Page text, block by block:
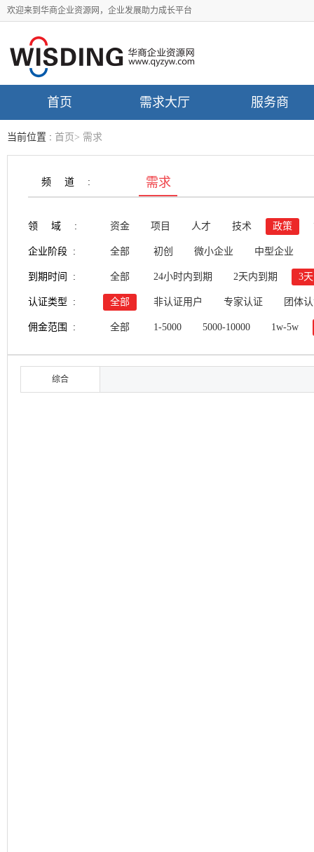
欢迎来到华商企业资源网，企业发展助力成长平台
首页 需求大厅 服务商
当前位置 : 首页 > 需求
频道: 需求
领域: 资金 项目 人才 技术 政策
企业阶段 : 全部 初创 微小企业 中型企业
到期时间 : 全部 24小时内到期 2天内到期 3
认证类型 : 全部 非认证用户 专家认证 团体
佣金范围 : 全部 1-5000 5000-10000 1w-5w
综合